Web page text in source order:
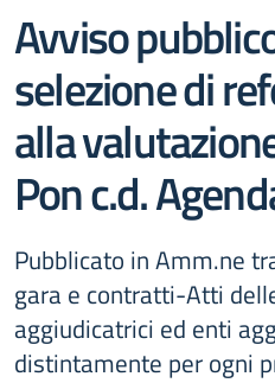
Avviso
selezione di
alla
Pon c.d.
Pubblicato in Amm.ne
gara e contratti-Atti
aggiudicatrici ed enti
distintamente per ogni